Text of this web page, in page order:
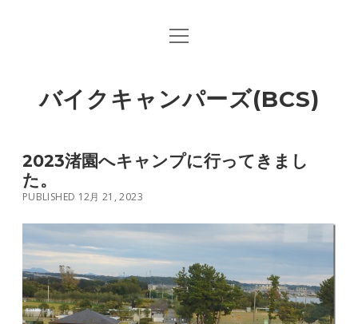
open
バイクキャンパーズ(BCS)
2023渚園へキャンプに行ってきまし
た。
PUBLISHED 12月 21, 2023